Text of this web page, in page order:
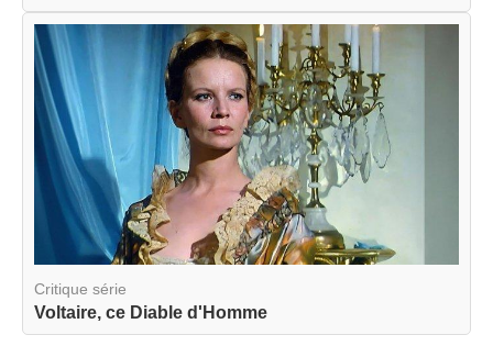
Critique série
Voltaire, ce Diable d'Homme